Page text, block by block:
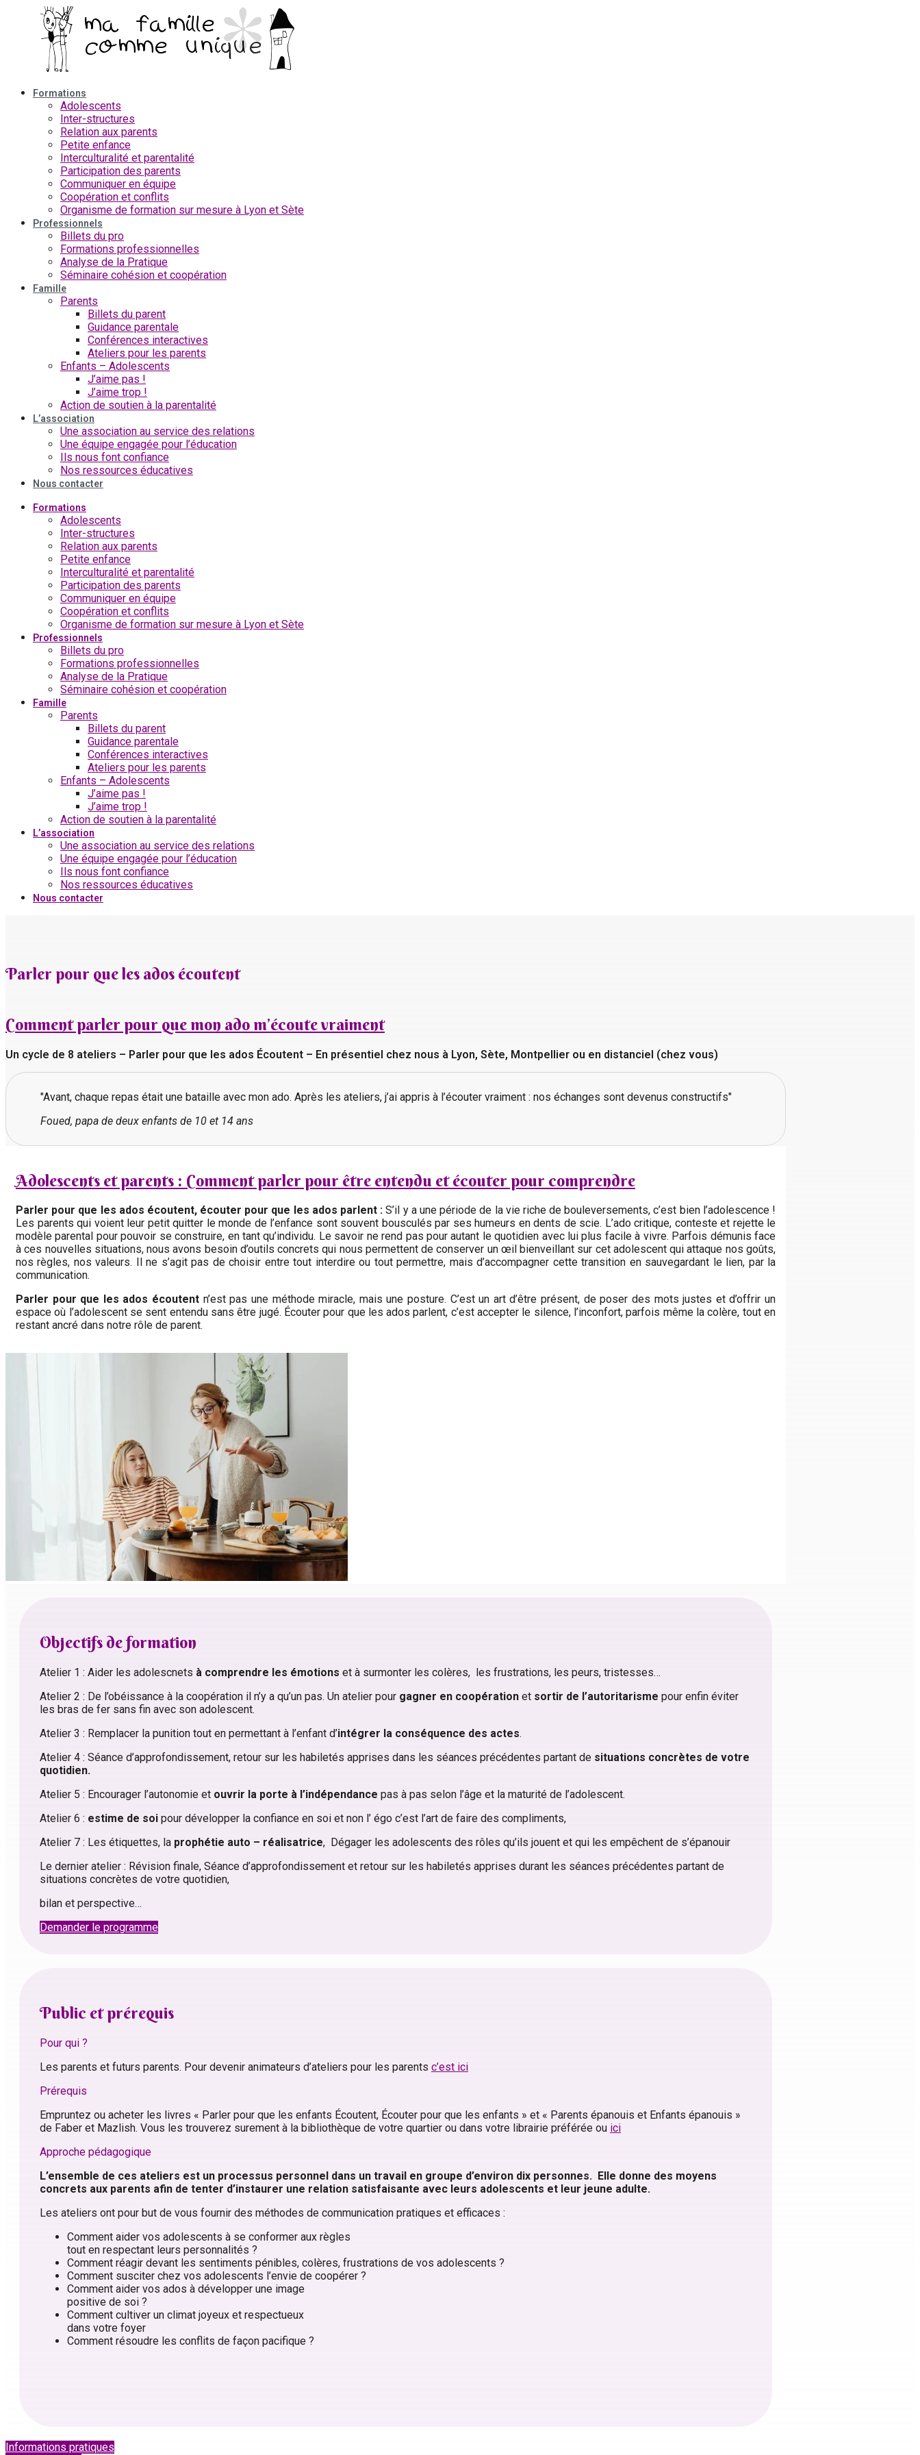
contenu
Formations
Adolescents
Inter-structures
Relation aux parents
Petite enfance
Interculturalité et parentalité
Participation des parents
Communiquer en équipe
Coopération et conflits
Organisme de formation sur mesure à Lyon et Sète
Professionnels
Billets du pro
Formations professionnelles
Analyse de la Pratique
Séminaire cohésion et coopération
Famille
Parents
Billets du parent
Guidance parentale
Conférences interactives
Ateliers pour les parents
Enfants – Adolescents
J’aime pas !
J’aime trop !
Action de soutien à la parentalité
L’association
Une association au service des relations
Une équipe engagée pour l’éducation
Ils nous font confiance
Nos ressources éducatives
Nous contacter
Formations
Adolescents
Inter-structures
Relation aux parents
Petite enfance
Interculturalité et parentalité
Participation des parents
Communiquer en équipe
Coopération et conflits
Organisme de formation sur mesure à Lyon et Sète
Professionnels
Billets du pro
Formations professionnelles
Analyse de la Pratique
Séminaire cohésion et coopération
Famille
Parents
Billets du parent
Guidance parentale
Conférences interactives
Ateliers pour les parents
Enfants – Adolescents
J’aime pas !
J’aime trop !
Action de soutien à la parentalité
L’association
Une association au service des relations
Une équipe engagée pour l’éducation
Ils nous font confiance
Nos ressources éducatives
Nous contacter
Parler pour que les ados écoutent
Comment parler pour que mon ado m’écoute vraiment
Un cycle de 8 ateliers – Parler pour que les ados Écoutent – En présentiel chez nous à Lyon, Sète, Montpellier ou en distanciel (chez vous)
"Avant, chaque repas était une bataille avec mon ado. Après les ateliers, j’ai appris à l’écouter vraiment : nos échanges sont devenus constructifs"
Foued, papa de deux enfants de 10 et 14 ans
Adolescents et parents : Comment parler pour être entendu et écouter pour comprendre
Parler pour que les ados écoutent, écouter pour que les ados parlent :S’il y a une période de la vie riche de bouleversements, c’est bien l’adolescence !
Les parents qui voient leur petit quitter le monde de l’enfance sont souvent bousculés par ses humeurs en dents de scie. L’ado critique, conteste et rejette le
modèle parental pour pouvoir se construire, en tant qu’individu. Le savoir ne rend pas pour autant le quotidien avec lui plus facile à vivre. Parfois démunis face
à ces nouvelles situations, nous avons besoin d’outils concrets qui nous permettent de conserver un œil bienveillant sur cet adolescent qui attaque nos goûts,
nos règles, nos valeurs. Il ne s’agit pas de choisir entre tout interdire ou tout permettre, mais d’accompagner cette transition en sauvegardant le lien, par la
communication.
Parler pour que les ados écoutent n’est pas une méthode miracle, mais une posture. C’est un art d’être présent, de poser des mots justes et d’offrir un
espace où l’adolescent se sent entendu sans être jugé. Écouter pour que les ados parlent, c’est accepter le silence, l’inconfort, parfois même la colère, tout en
restant ancré dans notre rôle de parent.
Objectifs de formation
Atelier 1 : Aider les adolescnets à comprendre les émotions et à surmonter les colères, les frustrations, les peurs, tristesses…
Atelier 2 : De l’obéissance à la coopération il n’y a qu’un pas. Un atelier pour gagner en coopération et sortir de l’autoritarisme pour enfin éviter
les bras de fer sans fin avec son adolescent.
Atelier 3 : Remplacer la punition tout en permettant à l’enfant d’intégrer la conséquence des actes.
Atelier 4 : Séance d’approfondissement, retour sur les habiletés apprises dans les séances précédentes partant de situations concrètes de votre
quotidien.
Atelier 5 : Encourager l’autonomie et ouvrir la porte à l’indépendance pas à pas selon l’âge et la maturité de l’adolescent.
Atelier 6 : estime de soi pour développer la confiance en soi et non l’ égo c’est l’art de faire des compliments,
Atelier 7 : Les étiquettes, la prophétie auto – réalisatrice, Dégager les adolescents des rôles qu’ils jouent et qui les empêchent de s’épanouir
Le dernier atelier : Révision finale, Séance d’approfondissement et retour sur les habiletés apprises durant les séances précédentes partant de
situations concrètes de votre quotidien,
bilan et perspective…
Demander le programme
Public et prérequis
Pour qui ?
Les parents et futurs parents. Pour devenir animateurs d’ateliers pour les parents c’est ici
Prérequis
Empruntez ou acheter les livres « Parler pour que les enfants Écoutent, Écouter pour que les enfants » et « Parents épanouis et Enfants épanouis »
de Faber et Mazlish. Vous les trouverez surement à la bibliothèque de votre quartier ou dans votre librairie préférée ou ici
Approche pédagogique
L’ensemble de ces ateliers est un processus personnel dans un travail en groupe d’environ dix personnes. Elle donne des moyens
concrets aux parents afin de tenter d’instaurer une relation satisfaisante avec leurs adolescents et leur jeune adulte.
Les ateliers ont pour but de vous fournir des méthodes de communication pratiques et efficaces :
Comment aider vos adolescents à se conformer aux règles
tout en respectant leurs personnalités ?
Comment réagir devant les sentiments pénibles, colères, frustrations de vos adolescents ?
Comment susciter chez vos adolescents l’envie de coopérer ?
Comment aider vos ados à développer une image
positive de soi ?
Comment cultiver un climat joyeux et respectueux
dans votre foyer
Comment résoudre les conflits de façon pacifique ?
Informations pratiques